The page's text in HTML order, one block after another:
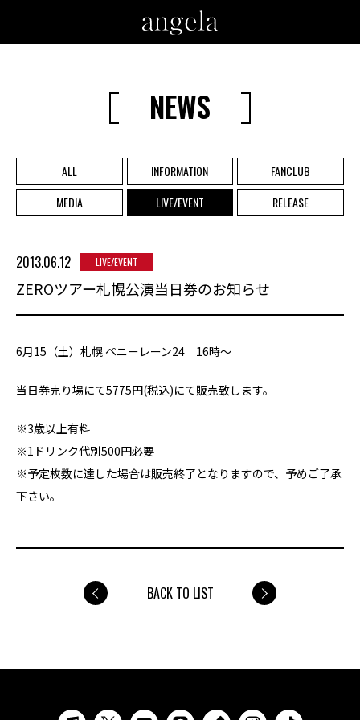
NEWS
ALL INFORMATION
FANCLUB
MEDIA
LIVE/EVENT RELEASE
2013.06.12 LIVE/EVENT
ZEROツアー札幌公演当日券のお知らせ
6月15（土）札幌 ペニーレーン24 16時～
当日券売り場にて5775円(税込)にて販売致します。
※3歳以上有料
※1ドリンク代別500円必要
※予定枚数に達した場合は販売終了となりますので、予めご了承
下さい。
BACK TO LIST